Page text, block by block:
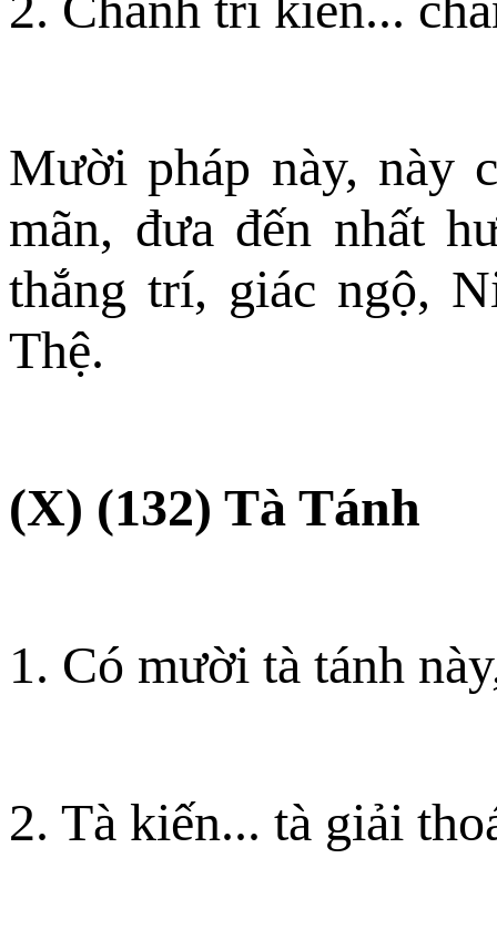
Mười pháp này, này
mãn, đưa đến nhất
thắng trí, giác ngộ,
Thệ.
(X) (132) Tà Tánh
1. Có mười tà tánh
2. Tà kiến... tà giải